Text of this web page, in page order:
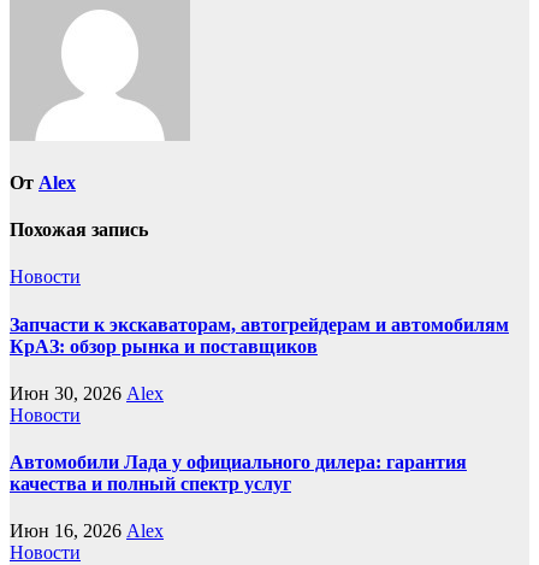
От Alex
Похожая запись
Новости
Запчасти к экскаваторам, автогрейдерам и автомобилям
КрАЗ: обзор рынка и поставщиков
Июн 30, 2026 Alex
Новости
Автомобили Лада у официального дилера: гарантия
качества и полный спектр услуг
Июн 16, 2026 Alex
Новости